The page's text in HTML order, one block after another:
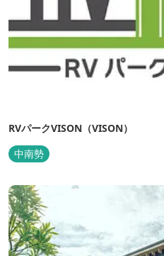
RVパークVISON（VISON）
中南勢